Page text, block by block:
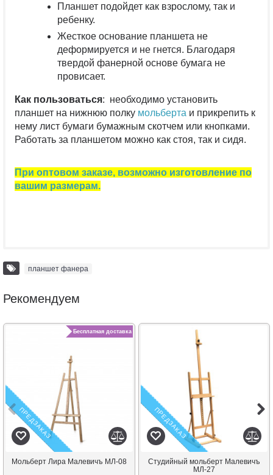
Планшет подойдет как взрослому, так и
ребенку.
Жесткое основание планшета не
деформируется и не гнется. Благодаря
твердой фанерной основе бумага не
провисает.
Как пользоваться: необходимо установить
планшет на нижнюю полку мольберта и прикрепить к
нему лист бумаги бумажным скотчем или кнопками.
Работать за планшетом можно как стоя, так и сидя.
При оптовом заказе, возможно изготовление по
вашим размерам.
планшет фанера
Рекомендуем
Бесплатная доставка
ПРЕДЗАКАЗ
Мольберт Лира Малевичъ МЛ-08
ПРЕДЗАКАЗ
Студийный мольберт Малевичъ
МЛ-27